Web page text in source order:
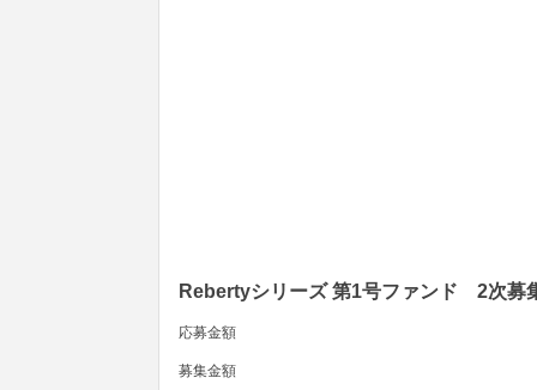
Rebertyシリーズ 第1号ファンド 2次募
応募金額
募集金額